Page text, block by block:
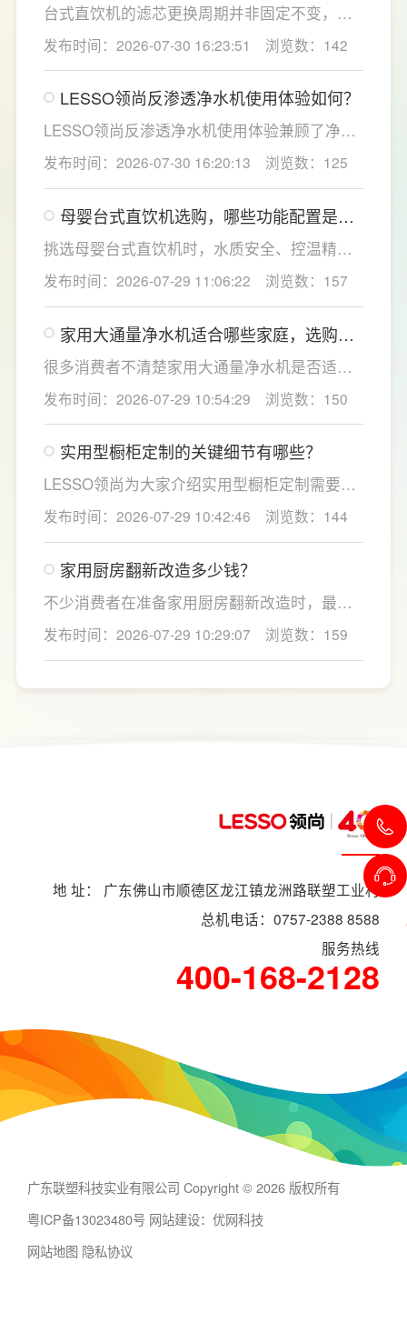
台式直饮机的滤芯更换周期并非固定不变，主
要取决于实际用水量、进水水质及使用频率等
因素。一般来说，PP棉和活性炭类前置滤芯建
议每6至12个月更换一次，RO反渗透膜滤芯使
用寿命相对较长，通常在2至3年左右，而后置
活性炭滤芯则建议每年更换一次以保障出水口
感。
发布时间：2026-07-30 16:23:51 浏览数：142
LESSO领尚反渗透净水机使用体验如何？
LESSO领尚反渗透净水机使用体验兼顾了净水
效果、使用便捷性和节水表现。产品采用
120mm纤薄机身设计，不占用过多厨下空间；
双出水模式可根据不同需求切换生活用水和直
饮水，不仅满足厨房多场景用水需求，还有助
于延长滤芯使用寿命。
发布时间：2026-07-30 16:20:13 浏览数：125
母婴台式直饮机选购，哪些功能配置是有
娃家庭必不可少的？
挑选母婴台式直饮机时，水质安全、控温精准
度是宝妈群体最关心的核心需求，接下来
LESSO领尚为大家讲解适合母婴家庭的必备功
能配置。母婴冲奶、辅食、直饮对水温要求不
同，机型需搭载多档精准控温功能，45℃低温
冲奶、85℃泡辅食、100℃沸水冲泡茶饮一键
切换，不用反复烧水兑冷水，呵护宝宝娇嫩肠
胃。
发布时间：2026-07-29 11:06:22 浏览数：157
家用大通量净水机适合哪些家庭，选购时
如何匹配用水场景吗？
很多消费者不清楚家用大通量净水机是否适配
自家户型，LESSO领尚建议，选购前一定要结
合家庭用水场景判断。家用大通量净水机更适
合常住人口多、用水需求大的家庭，比如三口
及以上之家，或是经常泡茶、冲奶、清洗果
蔬，需要持续大量净水的用户。小户型、单人
居住、日常用水量少的家庭，无需盲目追求超
大通量，避免功能过剩造成浪费。
发布时间：2026-07-29 10:54:29 浏览数：150
实用型橱柜定制的关键细节有哪些？
LESSO领尚为大家介绍实用型橱柜定制需要关
注的几个关键细节：实用型橱柜定制应结合厨
房面积和家庭烹饪习惯进行规划，合理划分
洗、切、炒动线，提升下厨效率；同时充分利
用吊柜、地柜、高柜等收纳空间，并配置抽屉
分区、拉篮、转角收纳等功能设计，提高空间
利用率。
发布时间：2026-07-29 10:42:46 浏览数：144
家用厨房翻新改造多少钱？
不少消费者在准备家用厨房翻新改造时，最关
心的问题莫过于“家用厨房翻新改造多少钱”，接
下来LESSO领尚为大家解答一下。事实上，厨
房改造费用并没有统一标准，通常会受到改造
范围、空间面积、材料品质、功能配置以及是
发布时间：2026-07-29 10:29:07 浏览数：159
地 址： 广东佛山市顺德区龙江镇龙洲路联塑工业村
总机电话：0757-2388 8588
服务热线
400-168-2128
广东联塑科技实业有限公司 Copyright © 2026 版权所有
粤ICP备13023480号 网站建设：优网科技
网站地图 隐私协议